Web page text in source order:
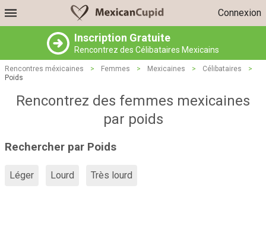
Connexion
Inscription Gratuite
Rencontrez des Célibataires Mexicains
Rencontres méxicaines > Femmes > Mexicaines > Célibataires
>
Poids
Rencontrez des femmes mexicaines
par poids
Rechercher par Poids
Léger Lourd Très lourd